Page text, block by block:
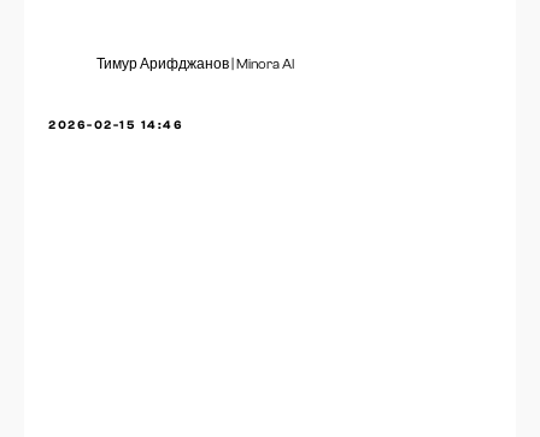
Тимур Арифджанов | Minora AI
2026-02-15 14:46